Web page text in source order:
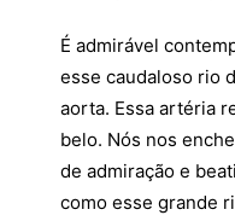
É admirável
esse caudaloso rio
aorta. Essa artéria
belo. Nós nos
de admiração e
como esse grande